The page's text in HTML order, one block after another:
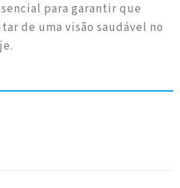
para garantir que
de uma visão saudável no